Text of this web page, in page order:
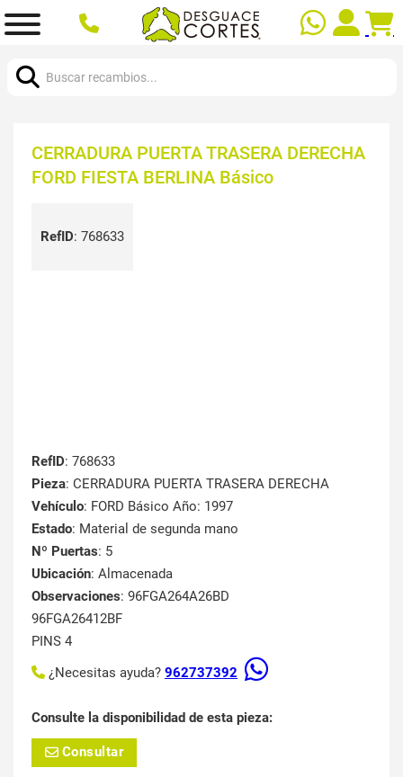
CERRADURA PUERTA TRASERA DERECHA
FORD FIESTA BERLINA Básico
RefID: 768633
RefID: 768633
Pieza: CERRADURA PUERTA TRASERA DERECHA
Vehículo: FORD Básico Año: 1997
Estado: Material de segunda mano
Nº Puertas: 5
Ubicación: Almacenada
Observaciones: 96FGA264A26BD
96FGA26412BF
PINS 4
¿Necesitas ayuda? 962737392
Consulte la disponibilidad de esta pieza:
Consultar